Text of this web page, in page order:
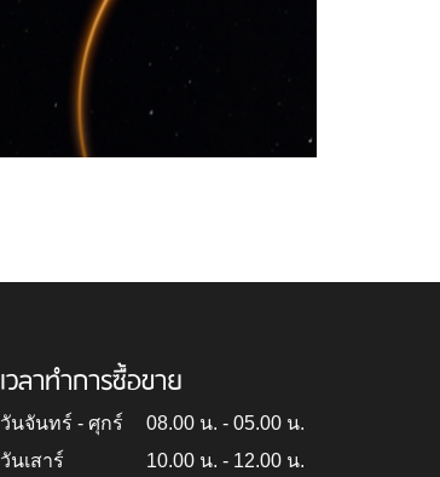
เวลาทำการซื้อขาย
วันจันทร์ - ศุกร์
08.00 น. - 05.00 น.
วันเสาร์
10.00 น. - 12.00 น.